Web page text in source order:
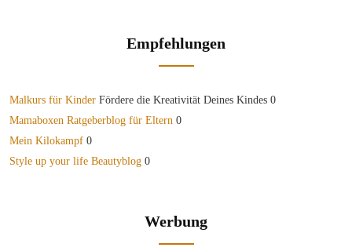
Empfehlungen
Malkurs für Kinder Fördere die Kreativität Deines Kindes 0
Mamaboxen Ratgeberblog für Eltern 0
Mein Kilokampf 0
Style up your life Beautyblog 0
Werbung